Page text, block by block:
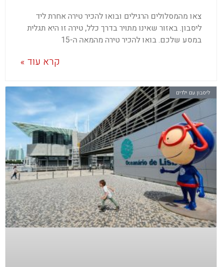
צאו מהמסלולים הרגילים ובואו להכיר טירה אחרת ליד
ליסבון. באזור שאינו מתויר בדרך כלל, טירה זו היא תגלית
במסע שלכם. בואו להכיר טירה מהמאה ה-15
קרא עוד »
ליסבון עם ילדים